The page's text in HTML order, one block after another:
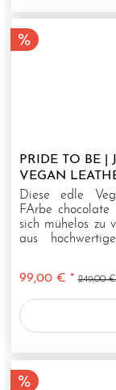
PRIDE TO BE |
VEGAN
Diese edle
FArbe chocolate
sich mühelos zu
aus
99,00 € * 249,00